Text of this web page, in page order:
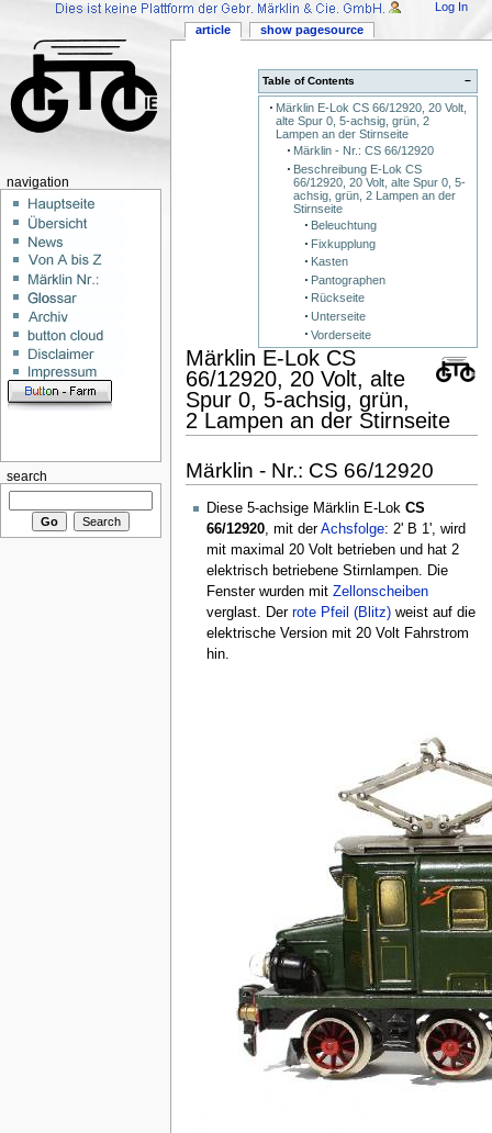
−
Table of Contents
Märklin E-Lok CS 66/12920, 20 Volt,
alte Spur 0, 5-achsig, grün, 2
Lampen an der Stirnseite
Märklin - Nr.: CS 66/12920
Beschreibung E-Lok CS
66/12920, 20 Volt, alte Spur 0, 5-
achsig, grün, 2 Lampen an der
Stirnseite
Beleuchtung
Fixkupplung
Kasten
Pantographen
Rückseite
Unterseite
Vorderseite
Märklin E-Lok CS
66/12920, 20 Volt, alte
Spur 0, 5-achsig, grün,
2 Lampen an der Stirnseite
Märklin - Nr.: CS 66/12920
Diese 5-achsige Märklin E-Lok CS
66/12920, mit derAchsfolge: 2' B 1', wird
mit maximal 20 Volt betrieben und hat 2
elektrisch betriebene Stirnlampen. Die
Fenster wurden mit Zellonscheiben
verglast. Der rote Pfeil (Blitz)weist auf die
elektrische Version mit 20 Volt Fahrstrom
hin.
article show pagesource
Log In
navigation
search